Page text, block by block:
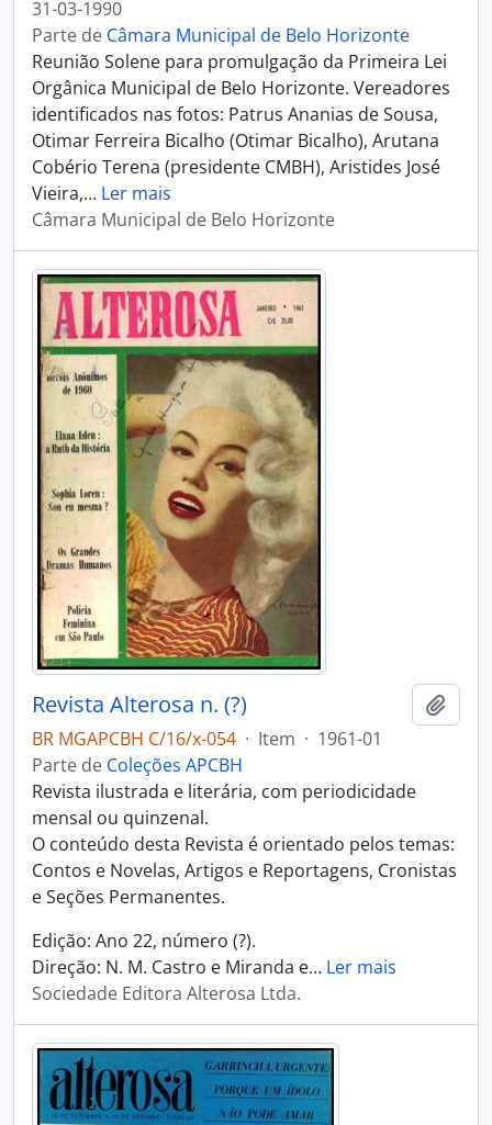
31-03-1990
Parte de Câmara Municipal de Belo Horizonte
Reunião Solene para promulgação da Primeira Lei
Orgânica Municipal de Belo Horizonte. Vereadores
identificados nas fotos: Patrus Ananias de Sousa,
Otimar Ferreira Bicalho (Otimar Bicalho), Arutana
Cobério Terena (presidente CMBH), Aristides José
Vieira,… Ler mais
Câmara Municipal de Belo Horizonte
Revista Alterosa n. (?)
BR MGAPCBH C/16/x-054 · Item · 1961-01
Parte de Coleções APCBH
Revista ilustrada e literária, com periodicidade
mensal ou quinzenal.
O conteúdo desta Revista é orientado pelos temas:
Contos e Novelas, Artigos e Reportagens, Cronistas
e Seções Permanentes.
Edição: Ano 22, número (?).
Direção: N. M. Castro e Miranda e… Ler mais
Sociedade Editora Alterosa Ltda.